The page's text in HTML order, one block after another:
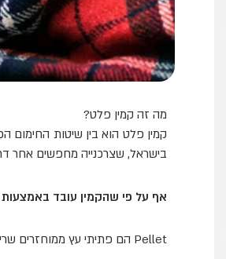
מה זה קמין פלט?
קמין פלט הוא בין שיטות החימום
בישראל, שצרכנייה מחפשים אחר
אף על פי שהקמין עובד באמצעות
Pellet הם פתיתי עץ ממוחזרים שריסקו ודחסו אותם, דמויי גלילים קטנים, שעשויים משאריות עץ ונסורת.